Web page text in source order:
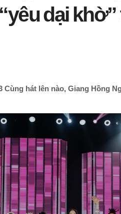
dại
Cùng hát lên nào, Giang Hồng